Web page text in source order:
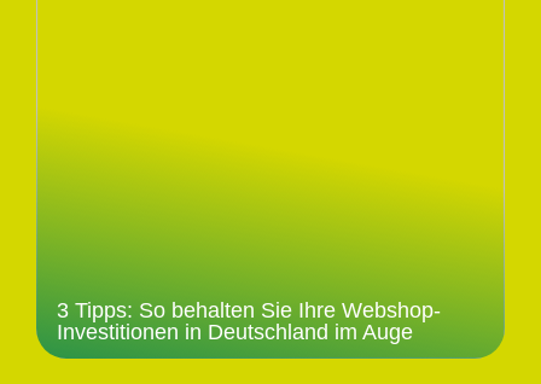
3 Tipps: So behalten Sie Ihre Webshop-
Investitionen in Deutschland im Auge